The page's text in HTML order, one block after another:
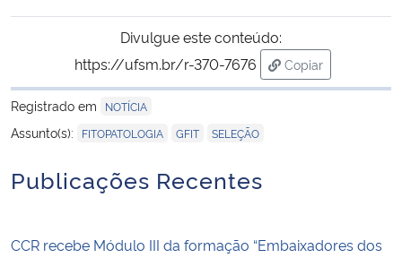
Divulgue este conteúdo:
https://ufsm.br/r-370-7676
Copiar
para área de
Registrado em
NOTÍCIA
Assunto(s): FITOPATOLOGIA GFIT SELEÇÃO
Publicações Recentes
CCR recebe Módulo III da formação “Embaixadores dos